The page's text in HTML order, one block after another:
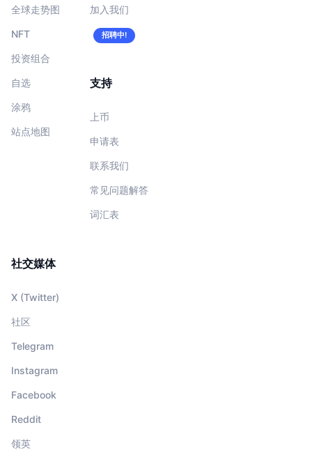
全球走势图
NFT
投资组合
自选
涂鸦
站点地图
加入我们
招聘中!
支持
上币
申请表
联系我们
常见问题解答
词汇表
社交媒体
X (Twitter)
社区
Telegram
Instagram
Facebook
Reddit
领英